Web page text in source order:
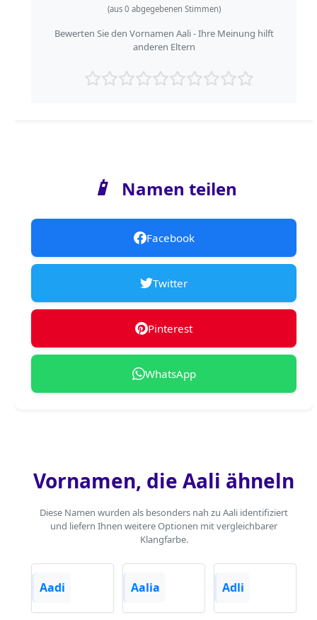
(aus 0 abgegebenen Stimmen)
Bewerten Sie den Vornamen Aali - Ihre Meinung hilft
anderen Eltern
📱 Namen teilen
Facebook
Twitter
Pinterest
WhatsApp
Vornamen, die Aali ähneln
Diese Namen wurden als besonders nah zu Aali identifiziert
und liefern Ihnen weitere Optionen mit vergleichbarer
Klangfarbe.
Aadi Aalia Adli